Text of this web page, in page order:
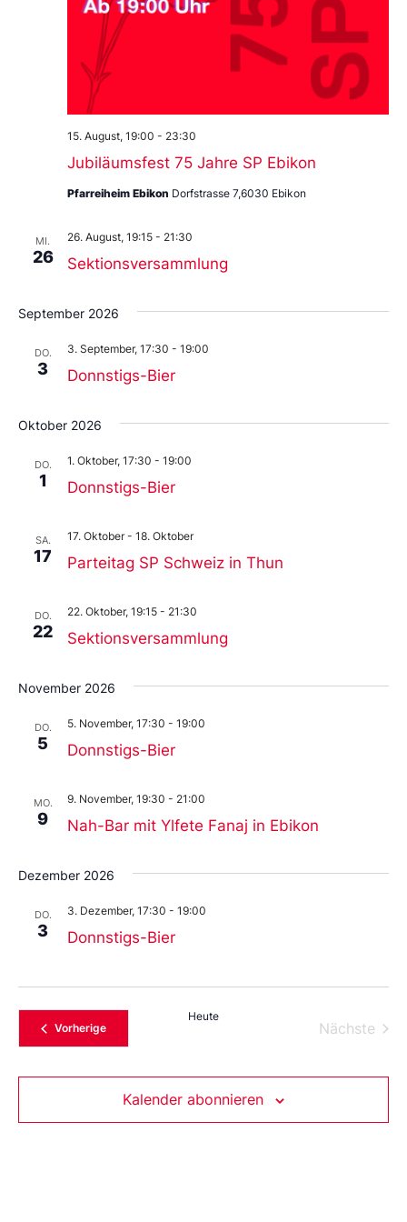
Jubiläumsfest 75 Jahre SP Ebikon
15. August, 19:00 - 23:30
Pfarreiheim Ebikon Dorfstrasse 7,6030 Ebikon
MI.
26 Sektionsversammlung
26. August, 19:15 - 21:30
September 2026
DO.
3 Donnstigs-Bier
3. September, 17:30 - 19:00
Oktober 2026
DO.
1 Donnstigs-Bier
1. Oktober, 17:30 - 19:00
SA.
17 Parteitag SP Schweiz in Thun
17. Oktober- 18. Oktober
DO.
22 Sektionsversammlung
22. Oktober, 19:15 - 21:30
November 2026
DO.
5 Donnstigs-Bier
5. November, 17:30 - 19:00
MO.
9 Nah-Bar mit Ylfete Fanaj in Ebikon
9. November, 19:30 - 21:00
Dezember 2026
DO.
3 Donnstigs-Bier
3. Dezember, 17:30 - 19:00
VorherigeVeranstaltungen
Heute
Nächste
Kalender abonnieren